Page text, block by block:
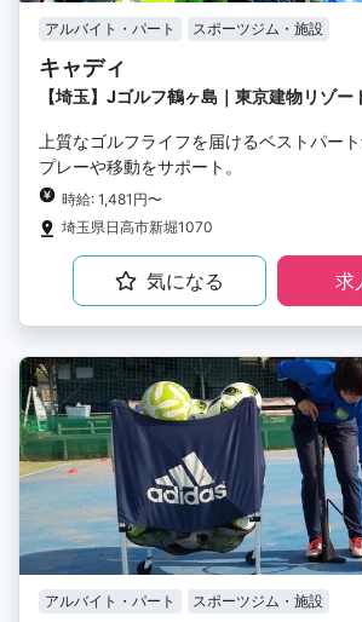
アルバイト・パート スポーツジム・施設
キャディ
【埼玉】Jゴルフ鶴ヶ島｜東京建物リゾー
上質なゴルフライフを届けるベストパー
プレーや移動をサポート。
時給: 1,481円〜
埼玉県日高市新堀1070
気になる 求
アルバイト・パート スポーツジム・施設